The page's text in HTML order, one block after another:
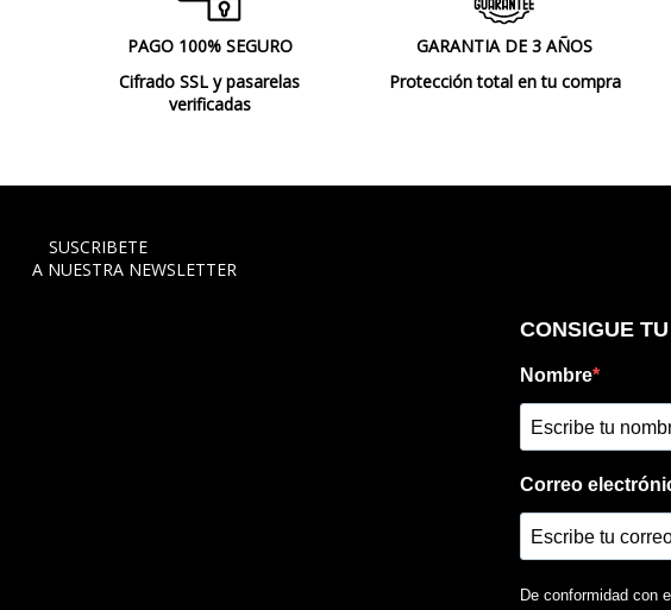
PAGO 100% SEGURO
Cifrado SSL y pasarelas
verificadas
GARANTIA DE 3 AÑOS
Protección total en tu compra
SUSCRIBETE
A NUESTRA NEWSLETTER